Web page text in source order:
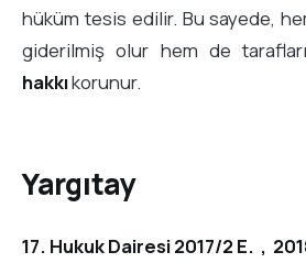
hüküm tesis edilir. Bu sayede,
giderilmiş olur hem de
hakkıkorunur.
Yargıtay
17. Hukuk Dairesi 2017/2 E. ,